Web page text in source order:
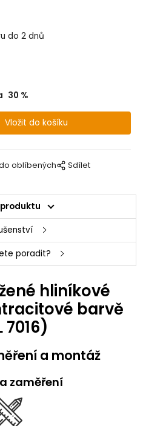
do 2 dnů
30 %
oblíbených Sdílet
poradit?
hliníkové
barvě
7016)
a montáž
zaměření